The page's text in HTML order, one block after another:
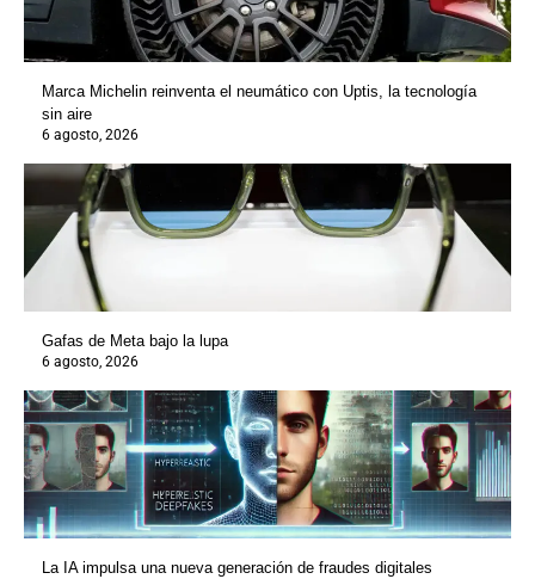
Marca Michelin reinventa el neumático con Uptis, la tecnología
sin aire
6 agosto, 2026
Gafas de Meta bajo la lupa
6 agosto, 2026
La IA impulsa una nueva generación de fraudes digitales